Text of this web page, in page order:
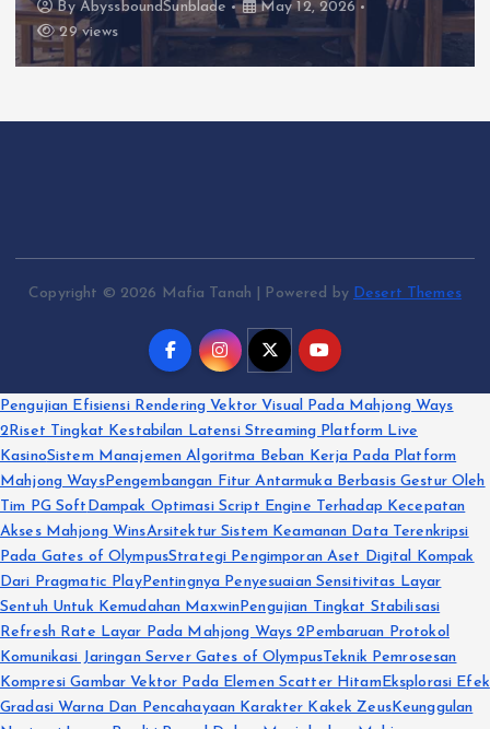
By AbyssboundSunblade
May 12, 2026
29 views
Copyright © 2026 Mafia Tanah | Powered by Desert Themes
Pengujian Efisiensi Rendering Vektor Visual Pada Mahjong Ways
2 Riset Tingkat Kestabilan Latensi Streaming Platform Live
KasinoSistem Manajemen Algoritma Beban Kerja Pada Platform
Mahjong WaysPengembangan Fitur Antarmuka Berbasis Gestur Oleh
Tim PG Soft Dampak Optimasi Script Engine Terhadap Kecepatan
Akses Mahjong WinsArsitektur Sistem Keamanan Data Terenkripsi
Pada Gates of OlympusStrategi Pengimporan Aset Digital Kompak
Dari Pragmatic PlayPentingnya Penyesuaian Sensitivitas Layar
Sentuh Untuk Kemudahan Maxwin Pengujian Tingkat Stabilisasi
Refresh Rate Layar Pada Mahjong Ways 2 Pembaruan Protokol
Komunikasi Jaringan Server Gates of OlympusTeknik Pemrosesan
Kompresi Gambar Vektor Pada Elemen Scatter HitamEksplorasi Efek
Gradasi Warna Dan Pencahayaan Karakter Kakek ZeusKeunggulan